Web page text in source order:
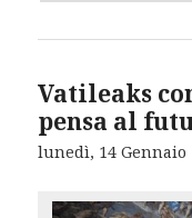
Vatileaks
pensa al
lunedì, 14 Gennaio